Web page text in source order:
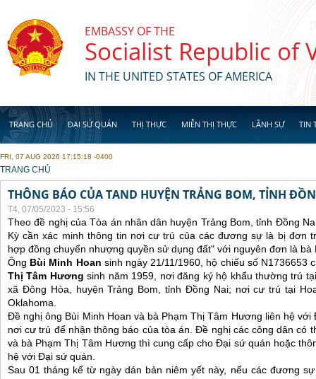
EMBASSY OF THE
Socialist Republic of
IN THE UNITED STATES OF AMERICA
TRANG CHỦ ĐẠI SỨ QUÁN THỊ THỰC MIỄN THỊ THỰC LÃNH SỰ TIN
FRI, 07 AUG 2026 17:15:18 -0400
YOU ARE HERE
TRANG CHỦ
THÔNG BÁO CỦA TAND HUYỆN TRẢNG BOM, TỈNH
T4, 07/05/2023 - 15:56
Theo đề nghị của Tòa án nhân dân huyện Trảng Bom, tỉnh Đồng
Kỳ cần xác minh thông tin nơi cư trú của các đương sự là bị đơn
hợp đồng chuyển nhượng quyền sử dụng đất" với nguyên đơn là bà
Ông Bùi Minh Hoan sinh ngày 21/11/1960, hộ chiếu số N1736653
Thị Tâm Hương sinh năm 1959, nơi đăng ký hộ khẩu thường trú
xã Đông Hòa, huyện Trảng Bom, tỉnh Đồng Nai; nơi cư trú tại
Oklahoma.
Đề nghị ông Bùi Minh Hoan và bà Phạm Thị Tâm Hương liên hệ
nơi cư trú để nhận thông báo của tòa án. Đề nghị các công dân có
và bà Phạm Thị Tâm Hương thì cung cấp cho Đại sứ quán hoặc
hệ với Đại sứ quán.
Sau 01 tháng kể từ ngày dán bản niêm yết này, nếu các đương